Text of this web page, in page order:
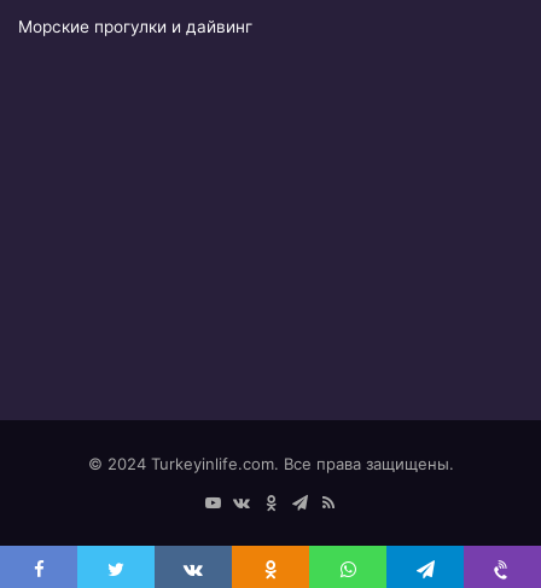
Морские прогулки и дайвинг
© 2024 Turkeyinlife.com. Все права защищены.
YouTubevk.com
Odnoklassniki
Telegram